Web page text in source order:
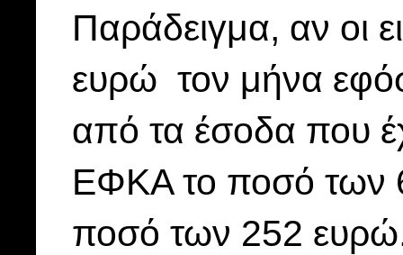
Παράδειγμα, αν οι
ευρώ τον μήνα
από τα έσοδα που
ΕΦΚΑ το ποσό των
ποσό των 252